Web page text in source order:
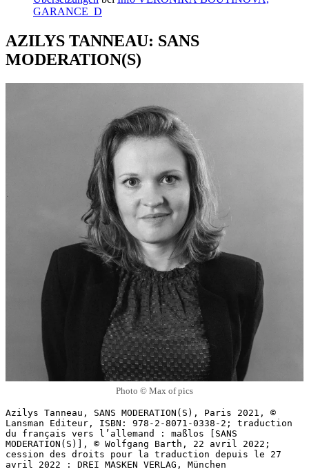
GARANCE_D
AZILYS TANNEAU: SANS
MODERATION(S)
Photo © Max of pics
Azilys Tanneau, SANS MODERATION(S), Paris 2021, ©
Lansman Editeur, ISBN: 978-2-8071-0338-2; traduction
du français vers l’allemand : maßlos [SANS
MODERATION(S)], © Wolfgang Barth, 22 avril 2022;
cession des droits pour la traduction depuis le 27
avril 2022 : DREI MASKEN VERLAG, München